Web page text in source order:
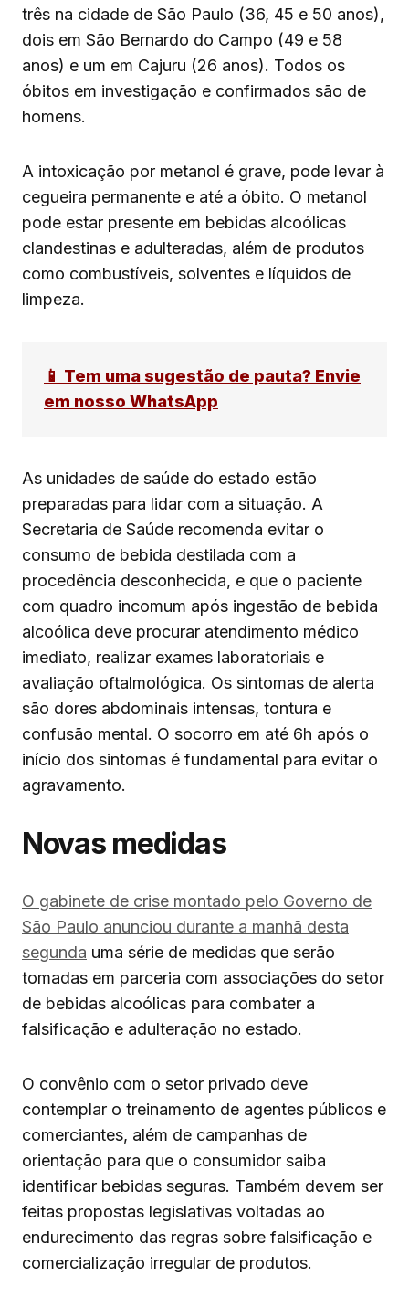
três na cidade de São Paulo (36, 45 e 50 anos),
dois em São Bernardo do Campo (49 e 58
anos) e um em Cajuru (26 anos). Todos os
óbitos em investigação e confirmados são de
homens.
A intoxicação por metanol é grave, pode levar à
cegueira permanente e até a óbito. O metanol
pode estar presente em bebidas alcoólicas
clandestinas e adulteradas, além de produtos
como combustíveis, solventes e líquidos de
limpeza.
📱 Tem uma sugestão de pauta? Envie
em nosso WhatsApp
As unidades de saúde do estado estão
preparadas para lidar com a situação. A
Secretaria de Saúde recomenda evitar o
consumo de bebida destilada com a
procedência desconhecida, e que o paciente
com quadro incomum após ingestão de bebida
alcoólica deve procurar atendimento médico
imediato, realizar exames laboratoriais e
avaliação oftalmológica. Os sintomas de alerta
são dores abdominais intensas, tontura e
confusão mental. O socorro em até 6h após o
início dos sintomas é fundamental para evitar o
agravamento.
Novas medidas
O gabinete de crise montado pelo Governo de
São Paulo anunciou durante a manhã desta
segunda uma série de medidas que serão
tomadas em parceria com associações do setor
de bebidas alcoólicas para combater a
falsificação e adulteração no estado.
O convênio com o setor privado deve
contemplar o treinamento de agentes públicos e
comerciantes, além de campanhas de
orientação para que o consumidor saiba
identificar bebidas seguras. Também devem ser
feitas propostas legislativas voltadas ao
endurecimento das regras sobre falsificação e
comercialização irregular de produtos.